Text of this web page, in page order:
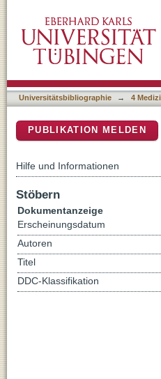
Mini-Supraorbital,
Artificial Lesions
Universitätsbibliographie → 4
PUBLIKATION MELDEN
Hilfe und Informationen
Stöbern
Dokumentanzeige
Erscheinungsdatum
Autoren
Titel
DDC-Klassifikation